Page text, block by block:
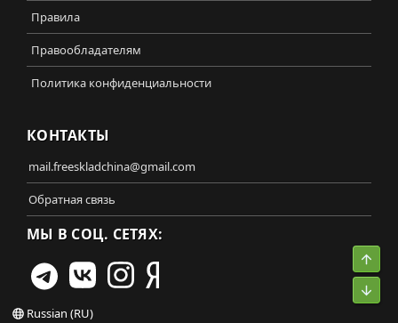
Правила
Правообладателям
Политика конфиденциальности
КОНТАКТЫ
mail.freeskladchina@gmail.com
Обратная связь
МЫ В СОЦ. СЕТЯХ:
Russian (RU)